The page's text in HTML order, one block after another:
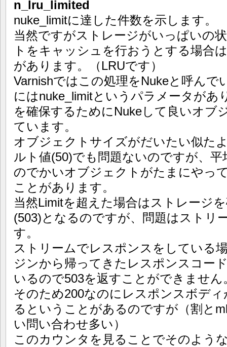
n_lru_limited
nuke_limitに達した件数を示します。
当然ですがストレージがいっぱいの
トをキャッシュを行おうとする場合
があります。（LRUです）
Varnishではこの処理をNukeと呼んで
にはnuke_limitというパラメータがあ
を確保するためにNukeして良いオブ
ています。
オブジェクトサイズがだいたい似た
ルト値(50)でも問題ないのですが、
のでかいオブジェクトがたまにやっ
ことがあります。
当然Limitを超えた場合はストレージ
(503)となるのですが、問題はストリ
す。
ストリームでレスポンスをしている
ジンから帰ってきたレスポンスコー
いるので503を返すことができません
そのため200なのにレスポンスボデ
るということがあるのですが（割と
い問い合わせ多い）
このカウンタを見ることでそのよう